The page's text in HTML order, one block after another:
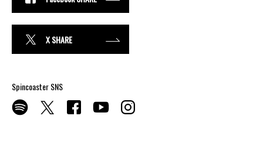
X SHARE
Spincoaster SNS